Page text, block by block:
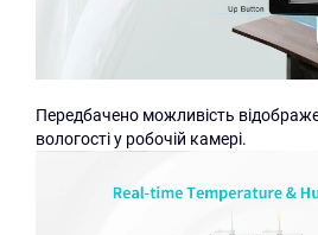
Передбачено можливість
вологості у робочій камері.